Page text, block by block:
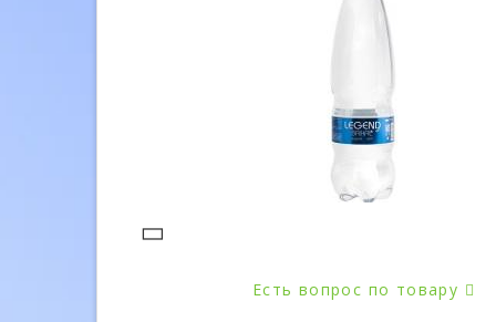
Есть вопрос по товару